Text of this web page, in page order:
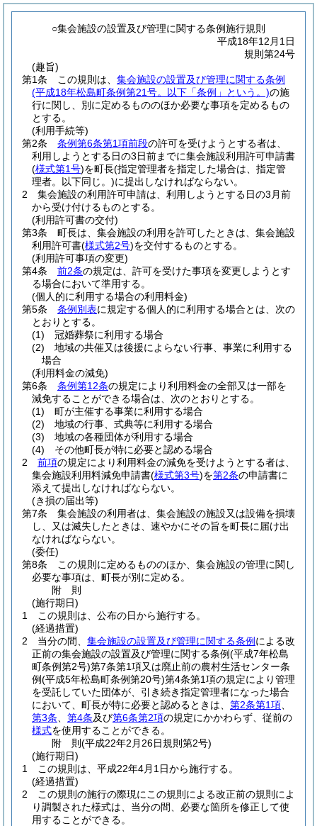
○集会施設の設置及び管理に関する条例施行規則
平成18年12月1日
規則第24号
(趣旨)
第1条
この規則は、 集会施設の設置及び管理に関する条例
(平成18年松島町条例第21号。以下「条例」という。)の施
行に関し、別に定めるもののほか必要な事項を定めるもの
とする。
(利用手続等)
第2条
条例第6条第1項前段の許可を受けようとする者は、
利用しようとする日の3日前までに集会施設利用許可申請書
(様式第1号)を町長(指定管理者を指定した場合は、指定管
理者。以下同じ。)に提出しなければならない。
2
集会施設の利用許可申請は、利用しようとする日の3月前
から受け付けるものとする。
(利用許可書の交付)
第3条
町長は、集会施設の利用を許可したときは、集会施設
利用許可書(様式第2号)を交付するものとする。
(利用許可事項の変更)
第4条
前2条の規定は、許可を受けた事項を変更しようとす
る場合において準用する。
(個人的に利用する場合の利用料金)
第5条
条例別表に規定する個人的に利用する場合とは、次の
とおりとする。
(1)
冠婚葬祭に利用する場合
(2)
地域の共催又は後援によらない行事、事業に利用する
場合
(利用料金の減免)
第6条
条例第12条の規定により利用料金の全部又は一部を
減免することができる場合は、次のとおりとする。
(1)
町が主催する事業に利用する場合
(2)
地域の行事、式典等に利用する場合
(3)
地域の各種団体が利用する場合
(4)
その他町長が特に必要と認める場合
2
前項の規定により利用料金の減免を受けようとする者は、
集会施設利用料減免申請書(様式第3号)を第2条の申請書に
添えて提出しなければならない。
(き損の届出等)
第7条
集会施設の利用者は、集会施設の施設又は設備を損壊
し、又は滅失したときは、速やかにその旨を町長に届け出
なければならない。
(委任)
第8条
この規則に定めるもののほか、集会施設の管理に関し
必要な事項は、町長が別に定める。
附 則
(施行期日)
1
この規則は、公布の日から施行する。
(経過措置)
2
当分の間、 集会施設の設置及び管理に関する条例 による改
正前の集会施設の設置及び管理に関する条例(平成7年松島
町条例第2号)第7条第1項又は廃止前の農村生活センター条
例(平成5年松島町条例第20号)第4条第1項の規定により管理
を受託していた団体が、引き続き指定管理者になった場合
において、町長が特に必要と認めるときは、 第2条第1項
第3条
第4条及び第6条第2項の規定にかかわらず、従前の
様式を使用することができる。
附 則(平成22年2月26日規則第2号)
(施行期日)
1
この規則は、平成22年4月1日から施行する。
(経過措置)
2
この規則の施行の際現にこの規則による改正前の規則によ
り調製された様式は、当分の間、必要な箇所を修正して使
用することができる。